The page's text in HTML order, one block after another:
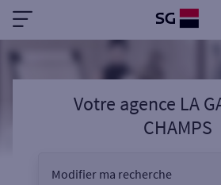
Votre agence LA
CHAMPS
Modifier ma recherche